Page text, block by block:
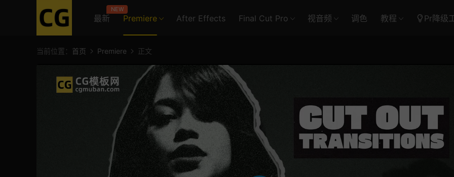
最新
NEW
Premiere After Effects Final Cut Pro 视音频 调色 教程 Pr降级
当前位置： 首页 Premiere 正文